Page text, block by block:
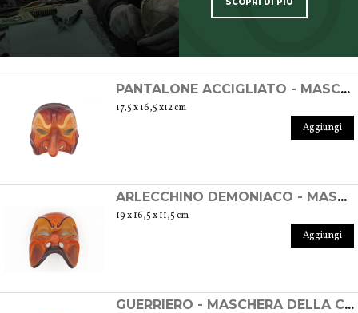
PANTALONE ACCIGLIATO - MASCHERA DELLA COMMEDIA DELL'ARTE IN CUOIO
17,5 x 16,5 x12 cm
Aggiungi
ARLECCHINO DEMONIACO - MASCHERA DELLA COMMEDIA DELL'ARTE IN CUOIO
19 x 16,5 x 11,5 cm
Aggiungi
GUERRIERO - MASCHERA DELLA COMMEDIA DELL'ARTE IN CUOIO